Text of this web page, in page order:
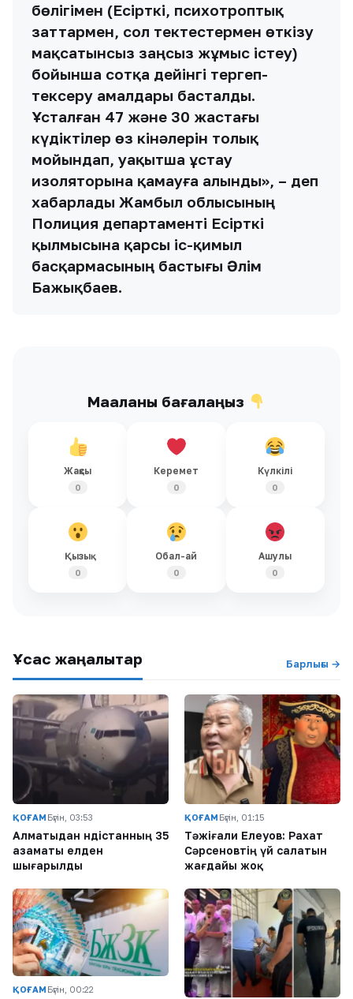
бөлігімен (Есірткі, психотроптық
заттармен, сол тектестермен өткізу
мақсатынсыз заңсыз жұмыс істеу)
бойынша сотқа дейінгі тергеп-
тексеру амалдары басталды.
Ұсталған 47 және 30 жастағы
күдіктілер өз кінәлерін толық
мойындап, уақытша ұстау
изоляторына қамауға алынды», – деп
хабарлады Жамбыл облысының
Полиция департаменті Есірткі
қылмысына қарсы іс-қимыл
басқармасының бастығы Әлім
Бажықбаев.
Мақаланы бағалаңыз
Жақсы
0
Керемет
0
Күлкілі
0
Қызық
0
Обал-ай
0
Ашулы
0
Ұқсас жаңалықтар Барлығы →
ҚОҒАМ Бүгін, 03:53
Алматыдан Үндістанның 35
азаматы елден
шығарылды
ҚОҒАМ Бүгін, 01:15
Тәжіғали Елеуов: Рахат
Сәрсеновтің үй салатын
жағдайы жоқ
ҚОҒАМ Бүгін, 00:22